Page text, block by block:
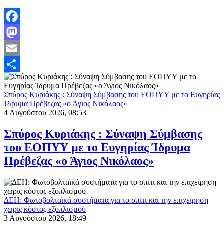
Facebook
Mastodon
Email
Μοιραστείτε
Σπύρος Κυριάκης : Σύναψη Σύμβασης του ΕΟΠΥΥ με το Ευγηρίας
Ίδρυμα Πρέβεζας «ο Άγιος Νικόλαος»
4 Αυγούστου 2026, 08:53
Σπύρος Κυριάκης : Σύναψη Σύμβασης
του ΕΟΠΥΥ με το Ευγηρίας Ίδρυμα
Πρέβεζας «ο Άγιος Νικόλαος»
ΔΕΗ: Φωτοβολταϊκά συστήματα για το σπίτι και την επιχείρηση
χωρίς κόστος εξοπλισμού
3 Αυγούστου 2026, 18:49